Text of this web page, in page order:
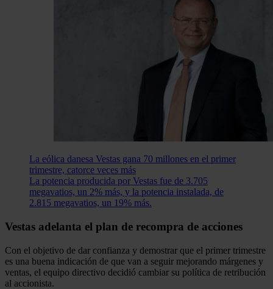
La eólica danesa Vestas gana 70 millones en el primer
trimestre, catorce veces más
La potencia producida por Vestas fue de 3.705
megavatios, un 2% más, y la potencia instalada, de
2.815 megavatios, un 19% más.
Vestas adelanta el plan de recompra de acciones
Con el objetivo de dar confianza y demostrar que el primer trimestre
es una buena indicación de que van a seguir mejorando márgenes y
ventas, el equipo directivo decidió cambiar su política de retribución
al accionista.